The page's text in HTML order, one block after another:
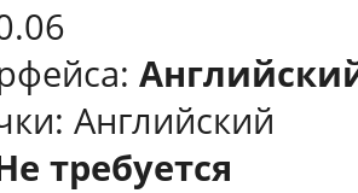
Английский
требуется